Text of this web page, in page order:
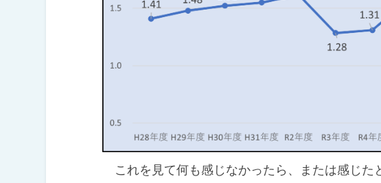
これを見て何も感じなかったら、または感じた